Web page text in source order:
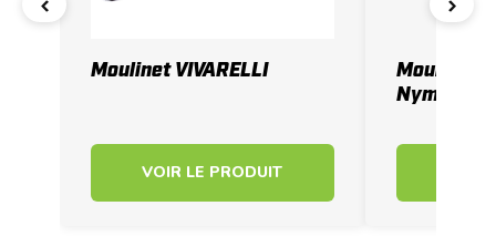
Moulinet VIVARELLI
VOIR LE PRODUIT
Moulinet
Nymph